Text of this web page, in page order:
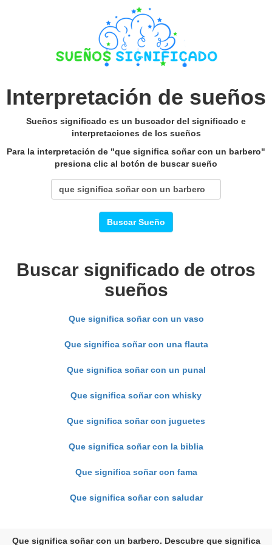
Interpretación de sueños
Sueños significado es un buscador del significado e
interpretaciones de los sueños
Para la interpretación de "que significa soñar con un barbero"
presiona clic al botón de buscar sueño
Buscar Sueño
Buscar significado de otros
sueños
Que significa soñar con un vaso
Que significa soñar con una flauta
Que significa soñar con un punal
Que significa soñar con whisky
Que significa soñar con juguetes
Que significa soñar con la biblia
Que significa soñar con fama
Que significa soñar con saludar
Que significa soñar con un barbero. Descubre que significa